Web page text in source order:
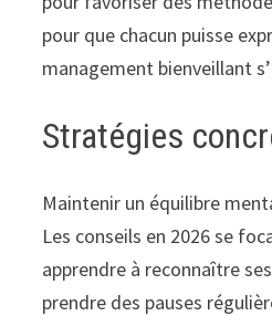
pour que chacun puisse
management bienveillant
Stratégies
Maintenir un équilibre
Les conseils en 2026 se
apprendre à reconnaître
prendre des pauses